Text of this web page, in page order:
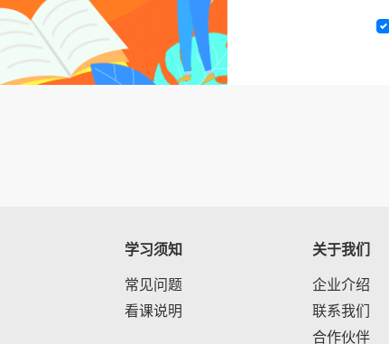
学习须知
常见问题
看课说明
关于我们
企业介绍
联系我们
合作伙伴